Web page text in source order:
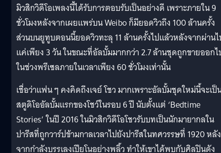
มิวสิกวิดีโอเพลงนี้ได้รับการตอบรับเป็นอย่างดี เพราะภายใน 9
ชั่วโมงหลังจากเผยแพร่บน Weibo ก็มียอดวิวถึง 100 ล้านครั้ง
ส่วนบนยูทูบตอนนี้ยอดวิวทะลุ 11 ล้านครั้งไปแล้วหลังจากผ่าน
แค่เพียง 3 วัน ในขณะที่อัลบั้มมากกว่า 2.7 ล้านชุดถูกขายออก
ในช่วงพรีเซลภายในเวลาเพียง 60 ชั่วโมงเท่านั้น
เชื่อว่าแฟน ๆ คงคิดถึงเจย์ โชว มากเพราะอัลบั้มชุดใหม่นี้จะเป็
สตูดิโออัลบั้มแรกของโชว์ในรอบ 6 ปี นับตั้งแต่ ‘Bedtime
Stories’ ในปี 2016 ในมิวสิกวิดีโอโชวรับบทเป็นนักมายากลใน
ปารีสที่ถูกวาร์ปข้ามกาลเวลาไปยังปารีสในทศวรรษที่ 1920 หลัง
จากกำลังบรรเลงเปียโนอย่างพลิ้ว ทำให้เขาได้พบกับศิลปินดัง